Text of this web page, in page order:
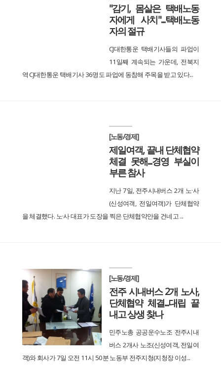
"감기, 몸살은 택배노동
자에게 사치"...택배노동
자의 절규
CJ대한통운 택배기사들의 파업이
11일째 계속되는 가운데, 전북지
역 CJ대한통운 택배기사 36명도 파업에 동참해 주목을 받고 있다...
[노동/경제]
제일여객, 끝내 단체협약
체결 못해...경영 부실이
부른 참사
지난 7일, 전주시내버스 2개 노·사
(신성여객, 전일여객)가 단체협약
을 체결했다. 노·사 대표가 도장을 찍은 단체협약안을 건네고 ...
[노동/경제]
전주 시내버스 2개 노사,
단체협약 체결...대립 끝
내고 상생 찾나
민주노총 공공운수노조 전주시내
버스 2개사 노조(신성여객, 전일여
객)와 회사가 7일 오전 11시 50분 노동부 전주지청(지청장 이성...